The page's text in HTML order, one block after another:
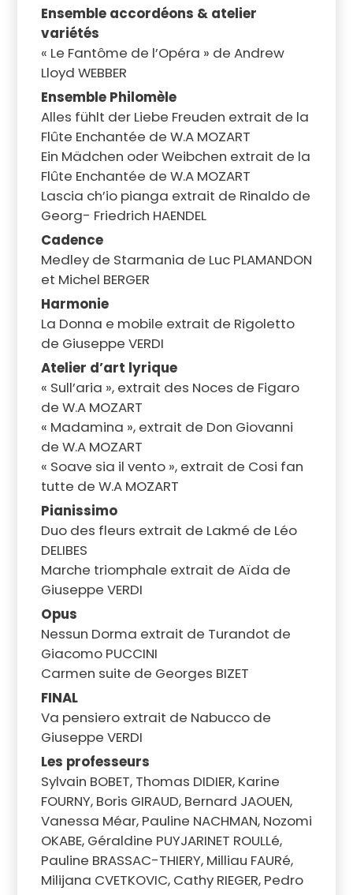
Ensemble accordéons & atelier
variétés
« Le Fantôme de l’Opéra » de Andrew
Lloyd WEBBER
Ensemble Philomèle
Alles fühlt der Liebe Freuden extrait de la
Flûte Enchantée de W.A MOZART
Ein Mädchen oder Weibchen extrait de la
Flûte Enchantée de W.A MOZART
Lascia ch’io pianga extrait de Rinaldo de
Georg- Friedrich HAENDEL
Cadence
Medley de Starmania de Luc PLAMANDON
et Michel BERGER
Harmonie
La Donna e mobile extrait de Rigoletto
de Giuseppe VERDI
Atelier d’art lyrique
« Sull’aria », extrait des Noces de Figaro
de W.A MOZART
« Madamina », extrait de Don Giovanni
de W.A MOZART
« Soave sia il vento », extrait de Cosi fan
tutte de W.A MOZART
Pianissimo
Duo des fleurs extrait de Lakmé de Léo
DELIBES
Marche triomphale extrait de Aïda de
Giuseppe VERDI
Opus
Nessun Dorma extrait de Turandot de
Giacomo PUCCINI
Carmen suite de Georges BIZET
FINAL
Va pensiero extrait de Nabucco de
Giuseppe VERDI
Les professeurs
Sylvain BOBET, Thomas DIDIER, Karine
FOURNY, Boris GIRAUD, Bernard JAOUEN,
Vanessa Méar, Pauline NACHMAN, Nozomi
OKABE, Géraldine PUYJARINET ROULLé,
Pauline BRASSAC-THIERY, Milliau FAURé,
Milijana CVETKOVIC, Cathy RIEGER, Pedro